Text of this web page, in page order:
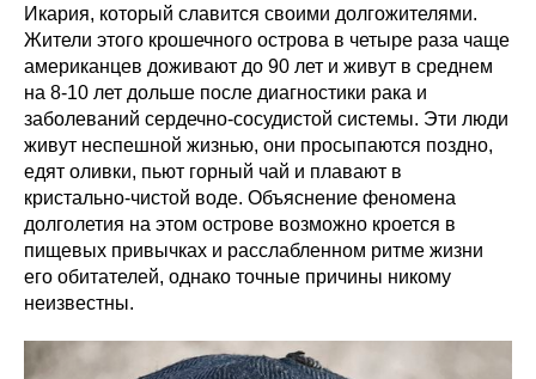
Икария, который славится своими долгожителями.
Жители этого крошечного острова в четыре раза чаще
американцев доживают до 90 лет и живут в среднем
на 8-10 лет дольше после диагностики рака и
заболеваний сердечно-сосудистой системы. Эти люди
живут неспешной жизнью, они просыпаются поздно,
едят оливки, пьют горный чай и плавают в
кристально-чистой воде. Объяснение феномена
долголетия на этом острове возможно кроется в
пищевых привычках и расслабленном ритме жизни
его обитателей, однако точные причины никому
неизвестны.